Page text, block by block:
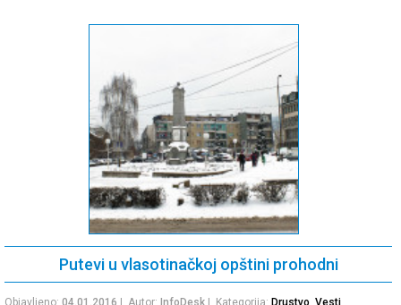
Putevi u vlasotinačkoj opštini prohodni